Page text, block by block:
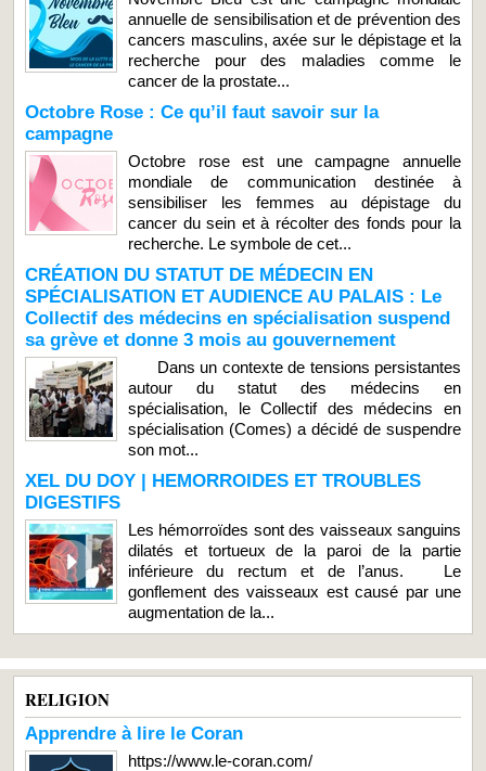
annuelle de sensibilisation et de prévention des
cancers masculins, axée sur le dépistage et la
recherche pour des maladies comme le
cancer de la prostate...
Octobre Rose : Ce qu’il faut savoir sur la
campagne
Octobre rose est une campagne annuelle
mondiale de communication destinée à
sensibiliser les femmes au dépistage du
cancer du sein et à récolter des fonds pour la
recherche. Le symbole de cet...
CRÉATION DU STATUT DE MÉDECIN EN
SPÉCIALISATION ET AUDIENCE AU PALAIS : Le
Collectif des médecins en spécialisation suspend
sa grève et donne 3 mois au gouvernement
Dans un contexte de tensions persistantes
autour du statut des médecins en
spécialisation, le Collectif des médecins en
spécialisation (Comes) a décidé de suspendre
son mot...
XEL DU DOY | HEMORROIDES ET TROUBLES
DIGESTIFS
Les hémorroïdes sont des vaisseaux sanguins
dilatés et tortueux de la paroi de la partie
inférieure du rectum et de l’anus. Le
gonflement des vaisseaux est causé par une
augmentation de la...
RELIGION
Apprendre à lire le Coran
https://www.le-coran.com/